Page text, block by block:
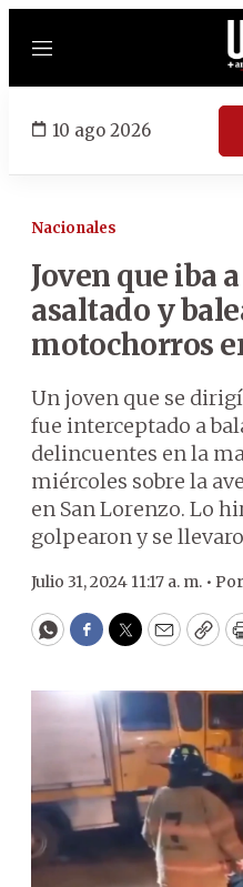
Menú
10 ago 2026
Nacionales
Joven que iba
asaltado y
motochorros
Un joven que se
fue interceptado a
delincuentes en la
miércoles sobre la
en San Lorenzo. Lo
golpearon y se
Julio 31, 2024 11:17 a. m. • Por
WhatsApp
Facebook
Twitter
Email